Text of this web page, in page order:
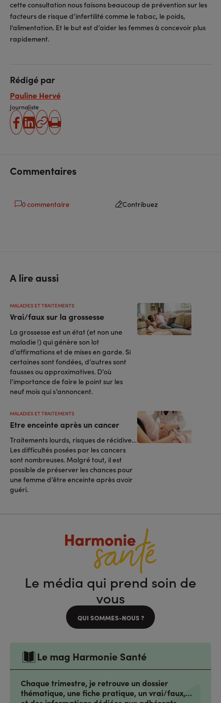
cette consultation nous faisons beaucoup de prévention sur les
facteurs de risque d’infertilité comme le tabac, le poids,
l’alimentation. Et le but est d’aider les femmes à concevoir plus
rapidement.
Rédigé par
Pauline Hervé
Journaliste
partager
partager
Copier
Imprimer
Commentaires
0 commentaire Contribuez
A lire aussi
Vrai/faux sur la grossesse
MALADIES ET TRAITEMENTS
La grossesse est un état (et non une
maladie !) qui génère son lot
d’affirmations et de mises en garde. Si
certaines sont fondées, d’autres sont
fausses ou approximatives. D’où
l’importance de faire le point sur les
neuf mois qui s’annoncent.
Etre enceinte après un cancer
MALADIES ET TRAITEMENTS
Traitements lourds, risques de récidive…
Les difficultés posées par les cancers
sont nombreuses. Malgré tout, il est
possible de préserver les chances pour
une femme d’être enceinte après avoir
guéri.
Le média qui prend soin de
vous
QUI SOMMES-NOUS ?
Le mag Harmonie Santé
Chaque trimestre, je retrouve un dossier
thématique, une fiche pratique, un vrai/faux,…